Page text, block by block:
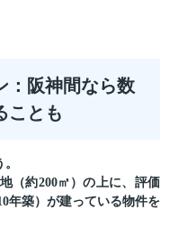
：阪神間なら数
ことも
（約200㎡）の上に、評価
年築）が建っている物件を